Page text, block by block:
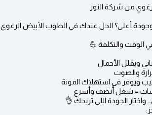
من شركة النور
وجودة أعلى؟ الحل عندك في الطوب الأبيض الرغوي
الوقت والتكلفة 💪
ويقلل الأحمال
والصوت
ويوفر في استهلاك المونة
= شغل أنضف وأسرع
الجودة اللي تريحك 👌